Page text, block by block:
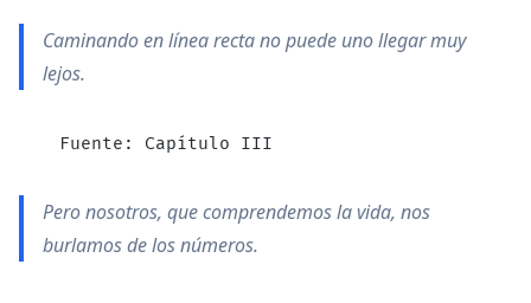
Caminando en lí­nea recta no puede uno llegar muy
lejos.
  Fuente: Capí­tulo III
Pero nosotros, que comprendemos la vida, nos
burlamos de los números.